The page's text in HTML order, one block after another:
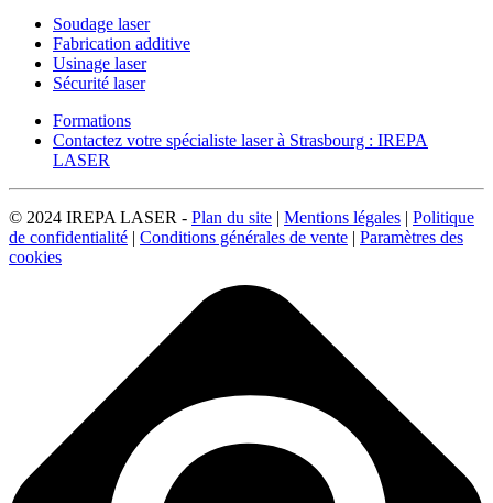
Soudage laser
Fabrication additive
Usinage laser
Sécurité laser
Formations
Contactez votre spécialiste laser à Strasbourg : IREPA
LASER
© 2024 IREPA LASER - Plan du site | Mentions légales | Politique
de confidentialité | Conditions générales de vente | Paramètres des
cookies